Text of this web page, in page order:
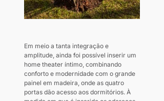
Em meio a tanta integração e
amplitude, ainda foi possível inserir um
home theater íntimo, combinando
conforto e modernidade com o grande
painel em madeira, onde as quatro
portas dão acesso aos dormitórios. À